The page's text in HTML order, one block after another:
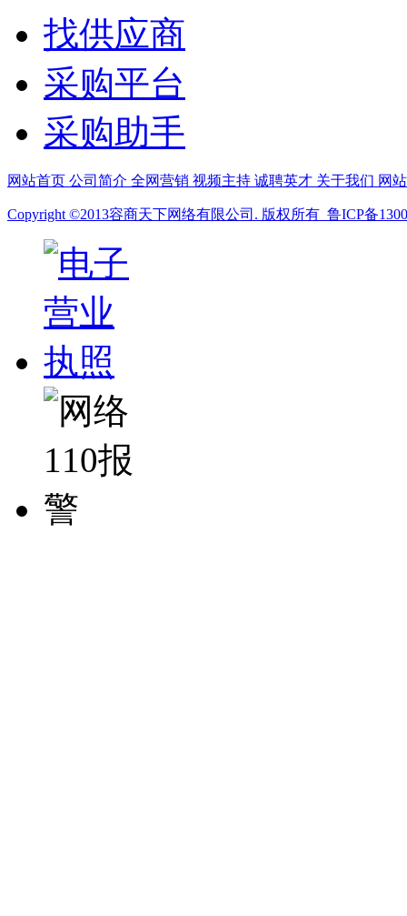
找供应商
采购平台
采购助手
网站首页 公司简介 全网营销 视频主持 诚聘英才 关于我们 网
Copyright ©2013容商天下网络有限公司. 版权所有 鲁ICP备